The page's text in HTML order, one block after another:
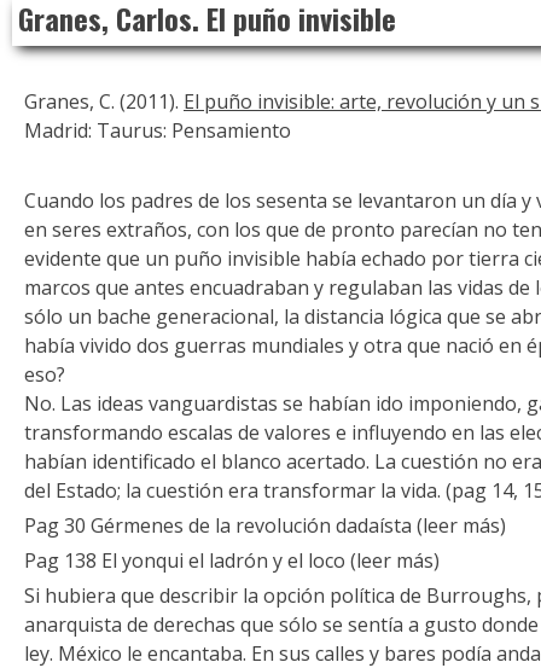
content
Granes, Carlos. El puño invisible
Granes, C. (2011). El puño invisible: arte, revolución y un
Madrid: Taurus: Pensamiento
Cuando los padres de los sesenta se levantaron un día
en seres extraños, con los que de pronto parecían no
evidente que un puño invisible había echado por tierra
marcos que antes encuadraban y regulaban las vidas
sólo un bache generacional, la distancia lógica que se
había vivido dos guerras mundiales y otra que nació en
eso?
No. Las ideas vanguardistas se habían ido imponiendo,
transformando escalas de valores e influyendo en las
habían identificado el blanco acertado. La cuestión no
del Estado; la cuestión era transformar la vida. (pag 14,
Pag 30 Gérmenes de la revolución dadaísta (leer más)
Pag 138 El yonqui el ladrón y el loco (leer más)
Si hubiera que describir la opción política de Burroughs,
anarquista de derechas que sólo se sentía a gusto
ley. México le encantaba. En sus calles y bares podía